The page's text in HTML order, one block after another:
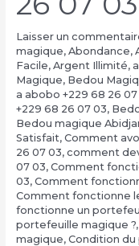
Laisser un
magique, Abondance,
Facile, Argent Illimité,
Magique, Bedou
a abobo +229 68 26 07
+229 68 26 07 03,
Bedou magique
Satisfait, Comment
26 07 03, comment
07 03, Comment
03, Comment
Comment fonctionne
fonctionne un
portefeuille magique ?,
magique, Condition